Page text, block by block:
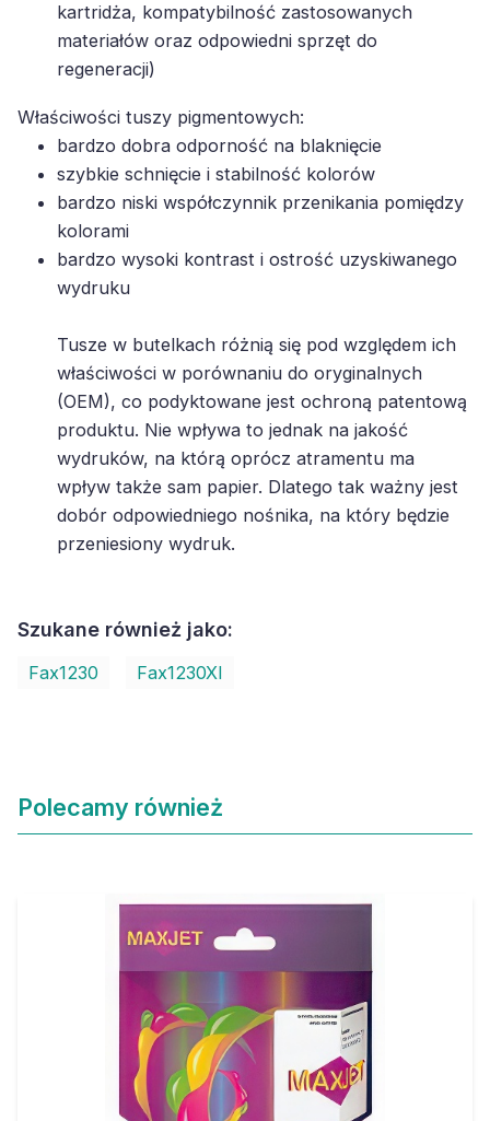
kartridża, kompatybilność zastosowanych
materiałów oraz odpowiedni sprzęt do
regeneracji)
Właściwości tuszy pigmentowych:
bardzo dobra odporność na blaknięcie
szybkie schnięcie i stabilność kolorów
bardzo niski współczynnik przenikania pomiędzy
kolorami
bardzo wysoki kontrast i ostrość uzyskiwanego
wydruku
Tusze w butelkach różnią się pod względem ich
właściwości w porównaniu do oryginalnych
(OEM), co podyktowane jest ochroną patentową
produktu. Nie wpływa to jednak na jakość
wydruków, na którą oprócz atramentu ma
wpływ także sam papier. Dlatego tak ważny jest
dobór odpowiedniego nośnika, na który będzie
przeniesiony wydruk.
Szukane również jako:
Fax1230 Fax1230XI
Polecamy również